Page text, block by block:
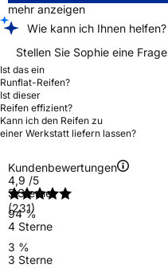
mehr anzeigen
Wie kann ich Ihnen helfen?
Stellen Sie Sophie eine Frage
Ist das ein
Runflat-Reifen?
Ist dieser
Reifen effizient?
Kann ich den Reifen zu
einer Werkstatt liefern lassen?
Kundenbewertungen
4,9 /5
(231)
5 Sterne
94 %
4 Sterne
3 %
3 Sterne